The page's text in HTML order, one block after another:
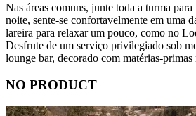
Nas áreas comuns, junte toda a turma
noite, sente-se confortavelmente em uma
lareira para relaxar um pouco, como no
Desfrute de um serviço privilegiado sob
lounge bar, decorado com matérias-primas
NO PRODUCT